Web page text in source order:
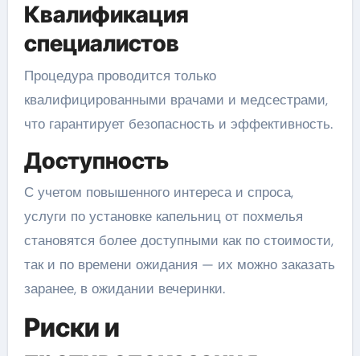
Квалификация
специалистов
Процедура проводится только
квалифицированными врачами и медсестрами,
что гарантирует безопасность и эффективность.
Доступность
С учетом повышенного интереса и спроса,
услуги по установке капельниц от похмелья
становятся более доступными как по стоимости,
так и по времени ожидания — их можно заказать
заранее, в ожидании вечеринки.
Риски и